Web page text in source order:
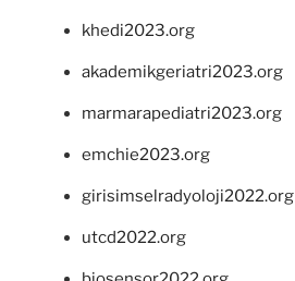
khedi2023.org
akademikgeriatri2023.org
marmarapediatri2023.org
emchie2023.org
girisimselradyoloji2022.org
utcd2022.org